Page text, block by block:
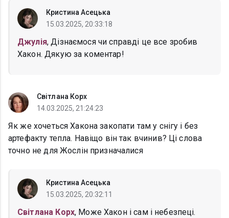
Кристина Асецька
15.03.2025, 20:33:18
Джулія, Дізнаємося чи справді це все зробив
Хакон. Дякую за коментар!
Світлана Корх
14.03.2025, 21:24:23
Як же хочеться Хакона закопати там у снігу і без
артефакту тепла. Навіщо він так вчинив? Ці слова
точно не для Жослін призначалися
Кристина Асецька
15.03.2025, 20:32:11
Світлана Корх, Може Хакон і сам і небезпеці.